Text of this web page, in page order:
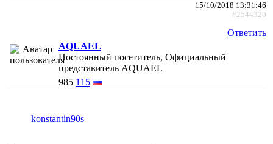
15/10/2018 13:31:46
#2544320
Ответить
AQUAEL
Постоянный посетитель, Официальный
представитель AQUAEL
985 115
konstantin90s